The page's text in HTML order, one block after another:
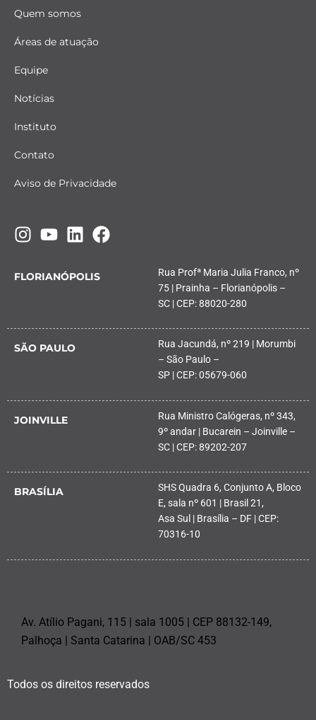
Quem somos
Áreas de atuação
Equipe
Notícias
Instituto
Contato
Aviso de Privacidade
FLORIANÓPOLIS
Rua Profª Maria Julia Franco, nº
75 | Prainha – Florianópolis –
SC | CEP: 88020-280
SÃO PAULO
Rua Jacundá, nº 219 | Morumbi
– São Paulo –
SP | CEP: 05679-060
JOINVILLE
Rua Ministro Calógeras, nº 343,
9º andar | Bucarein – Joinville –
SC | CEP: 89202-207
BRASÍLIA
SHS Quadra 6, Conjunto A, Bloco
E, sala nº 601 | Brasil 21,
Asa Sul | Brasília – DF | CEP:
70316-10
Av. Atílio Pagani, 115 | sala 1005 | CEP 88132-149,
Palhoça | Santa Catarina | OAB/SC 453
Todos os direitos reservados